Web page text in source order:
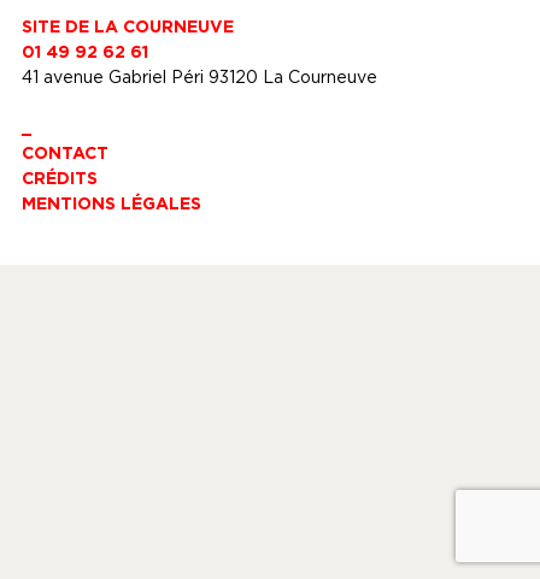
SITE DE LA COURNEUVE
01 49 92 62 61
41 avenue Gabriel Péri 93120 La Courneuve
CONTACT
CRÉDITS
MENTIONS LÉGALES